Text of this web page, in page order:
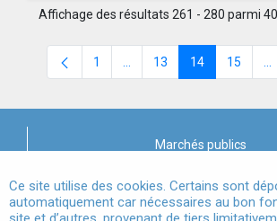
Affichage des résultats 261 - 280 parmi
Page
1 Pages intermédiaires
Page
13 Page
14 Page
15
Marchés publics
Mentions légales
Ce site utilise des cookies. Certains sont
automatiquement car nécessaires au bon